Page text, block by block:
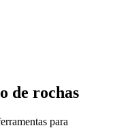
de rochas
para